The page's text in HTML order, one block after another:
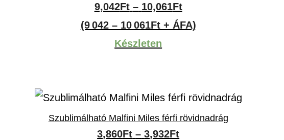
9,042Ft – 10,061FtÁrtartomány:
9,042Ft
(9 042 – 10 061Ft + ÁFA)
Készleten
Szublimálható Malfini Miles férfi rövidnadrág
3,860Ft – 3,932FtÁrtartomány: